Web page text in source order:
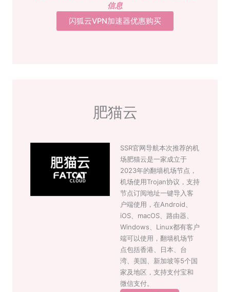
信息
闪狐云VPN加速器优惠购买
肥猫云
SSR官网导航本次推荐的机
场肥猫云是一家成立于
2023年的翻墙机场节点，
机场使用Trojan协议，支持
节点订阅地址一键导入客
户端使用，在Android、
iOS、macOS、路由器、
Windows、Linux都有客户
端可以使用，翻墙机场节
点包括香港、日本、台
湾、美国、新加坡等5个国
家及地区，支持支付宝和
微信支付。